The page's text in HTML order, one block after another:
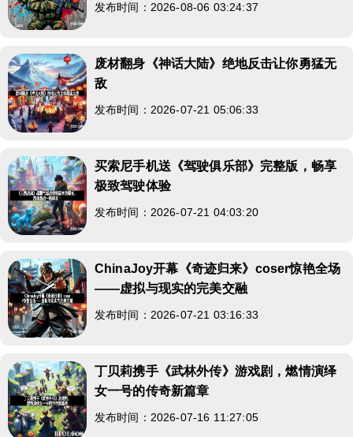
发布时间：2026-08-06 03:24:37
废材翻身《神话大陆》绝地反击让你勇猛无
敌
发布时间：2026-07-21 05:06:33
买索尼手机送《驾驶俱乐部》完整版，畅享
极致驾驶体验
发布时间：2026-07-21 04:03:20
ChinaJoy开幕《奇迹归来》coser惊艳全场
——虚拟与现实的完美交融
发布时间：2026-07-21 03:16:33
丁贝莉携手《武林外传》游戏剧，燃情演绎
女一号的传奇新篇章
发布时间：2026-07-16 11:27:05